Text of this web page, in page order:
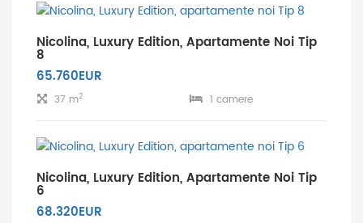
Nicolina, Luxury Edition, Apartamente Noi Tip
8
65.760EUR
37 m2 1 camere
Nicolina, Luxury Edition, Apartamente Noi Tip
6
68.320EUR